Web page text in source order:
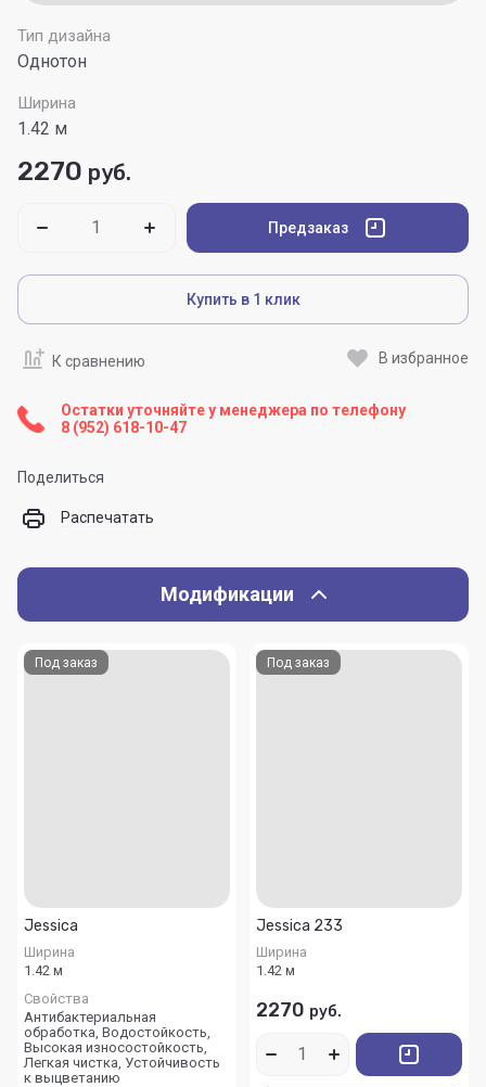
Тип дизайна
Однотон
Ширина
1.42 м
2270 руб.
Предзаказ
Купить в 1 клик
К сравнению В избранное
Остатки уточняйте у менеджера по телефону
8 (952) 618-10-47
Поделиться
Распечатать
Модификации
Под заказ
Jessica
Ширина
1.42 м
Свойства
Антибактериальная
обработка, Водостойкость,
Высокая износостойкость,
Легкая чистка, Устойчивость
к выцветанию
Под заказ
Jessica 233
Ширина
1.42 м
2270 руб.